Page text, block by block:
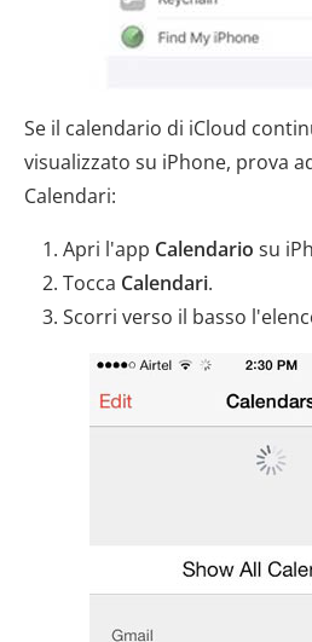
Se il calendario di iCloud
visualizzato su iPhone, prova
Calendari:
Apri l'app Calendario su
Tocca Calendari.
Scorri verso il basso